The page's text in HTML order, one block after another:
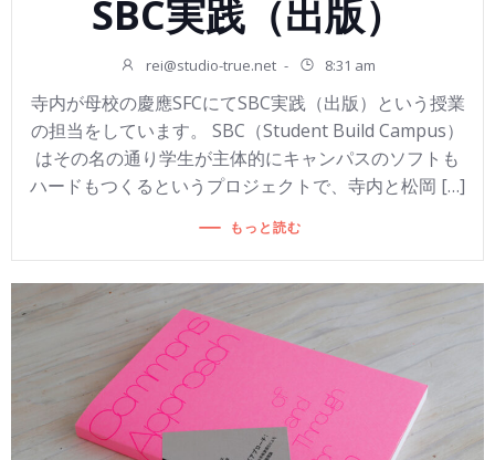
SBC実践（出版）
rei@studio-true.net - 8:31 am
寺内が母校の慶應SFCにてSBC実践（出版）という授業
の担当をしています。 SBC（Student Build Campus）
はその名の通り学生が主体的にキャンパスのソフトも
ハードもつくるというプロジェクトで、寺内と松岡 […]
もっと読む